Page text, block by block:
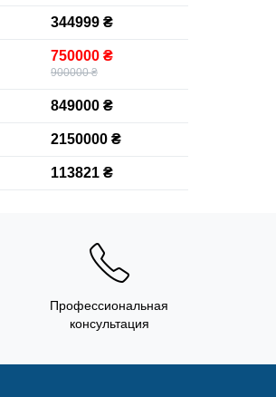
344999 ₴
750000 ₴
900000 ₴
849000 ₴
2150000 ₴
113821 ₴
Профессиональная
консультация